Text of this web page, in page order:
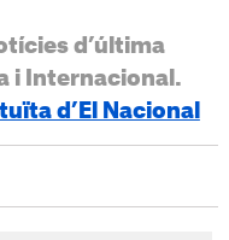
d’última
i Internacional.
d’El Nacional